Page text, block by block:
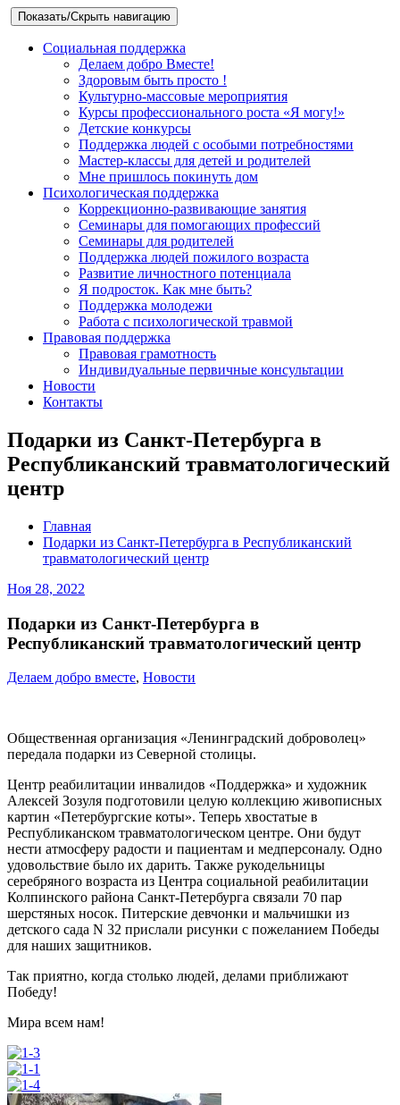
Показать/Скрыть навигацию
Социальная поддержка
Делаем добро Вместе!
Здоровым быть просто !
Культурно-массовые мероприятия
Курсы профессионального роста «Я могу!»
Детские конкурсы
Поддержка людей с особыми потребностями
Мастер-классы для детей и родителей
Мне пришлось покинуть дом
Психологическая поддержка
Коррекционно-развивающие занятия
Семинары для помогающих профессий
Семинары для родителей
Поддержка людей пожилого возраста
Развитие личностного потенциала
Я подросток. Как мне быть?
Поддержка молодежи
Работа с психологической травмой
Правовая поддержка
Правовая грамотность
Индивидуальные первичные консультации
Новости
Контакты
Подарки из Санкт-Петербурга в
Республиканский травматологический
центр
Главная
Подарки из Санкт-Петербурга в Республиканский
травматологический центр
Ноя 28, 2022
Подарки из Санкт-Петербурга в
Республиканский травматологический центр
Делаем добро вместе, Новости
Общественная организация «Ленинградский доброволец»
передала подарки из Северной столицы.
Центр реабилитации инвалидов «Поддержка» и художник
Алексей Зозуля подготовили целую коллекцию живописных
картин «Петербургские коты». Теперь хвостатые в
Республиканском травматологическом центре. Они будут
нести атмосферу радости и пациентам и медперсоналу. Одно
удовольствие было их дарить. Также рукодельницы
серебряного возраста из Центра социальной реабилитации
Колпинского района Санкт-Петербурга связали 70 пар
шерстяных носок. Питерские девчонки и мальчишки из
детского сада N 32 прислали рисунки с пожеланием Победы
для наших защитников.
Так приятно, когда столько людей, делами приближают
Победу!
Мира всем нам!